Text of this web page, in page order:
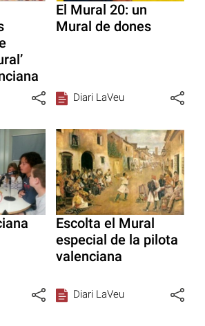
El Mural 20: un
Mural de dones
Diari LaVeu
Escolta el Mural
especial de la pilota
valenciana
Diari LaVeu